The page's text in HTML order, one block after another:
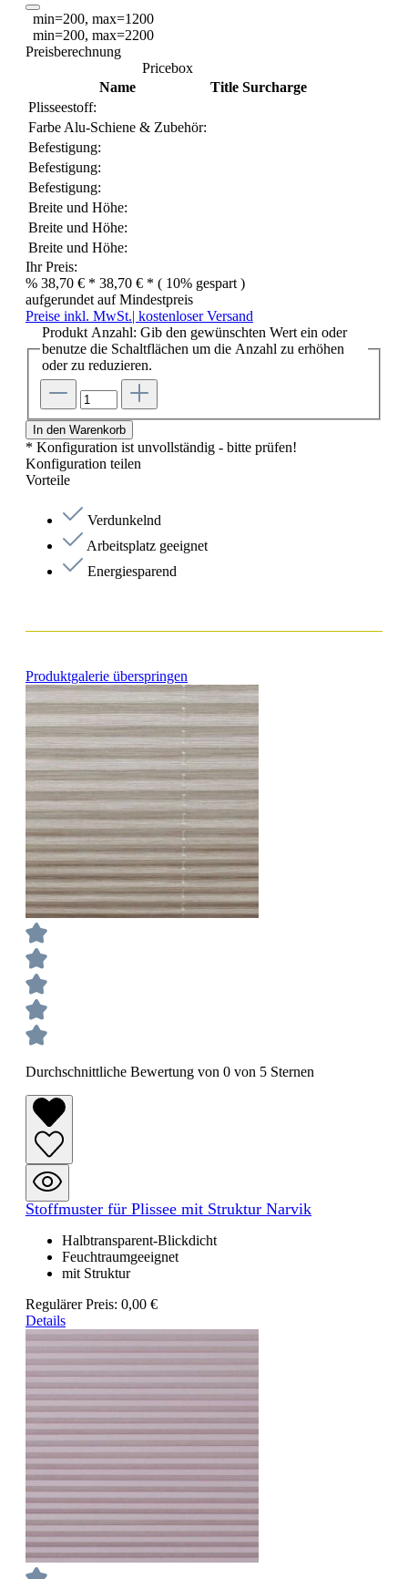
min=200, max=1200
min=200, max=2200
Preisberechnung
Pricebox
Name
Title Surcharge
Plisseestoff:
Farbe Alu-Schiene & Zubehör:
Befestigung:
Befestigung:
Befestigung:
Breite und Höhe:
Breite und Höhe:
Breite und Höhe:
Ihr Preis:
% 38,70 € * 38,70 € * ( 10% gespart )
aufgerundet auf Mindestpreis
Preise inkl. MwSt.| kostenloser Versand
Produkt Anzahl: Gib den gewünschten Wert ein oder
benutze die Schaltflächen um die Anzahl zu erhöhen
oder zu reduzieren.
In den Warenkorb
* Konfiguration ist unvollständig - bitte prüfen!
Konfiguration teilen
Vorteile
Verdunkelnd
Arbeitsplatz geeignet
Energiesparend
Produktgalerie überspringen
Durchschnittliche Bewertung von 0 von 5 Sternen
Stoffmuster für Plissee mit Struktur Narvik
Halbtransparent-Blickdicht
Feuchtraumgeeignet
mit Struktur
Regulärer Preis: 0,00 €
Details